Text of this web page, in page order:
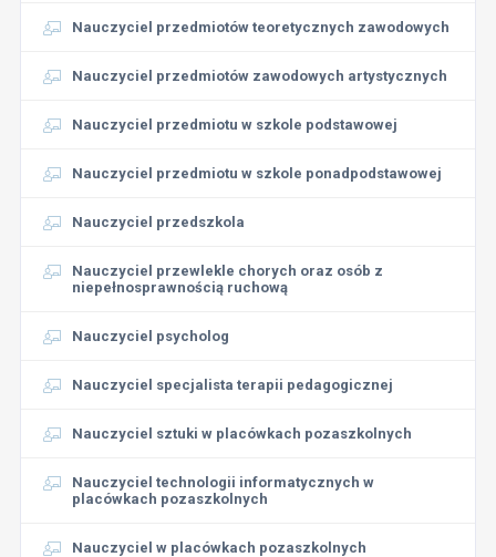
Nauczyciel przedmiotów teoretycznych zawodowych
Nauczyciel przedmiotów zawodowych artystycznych
Nauczyciel przedmiotu w szkole podstawowej
Nauczyciel przedmiotu w szkole ponadpodstawowej
Nauczyciel przedszkola
Nauczyciel przewlekle chorych oraz osób z
niepełnosprawnością ruchową
Nauczyciel psycholog
Nauczyciel specjalista terapii pedagogicznej
Nauczyciel sztuki w placówkach pozaszkolnych
Nauczyciel technologii informatycznych w
placówkach pozaszkolnych
Nauczyciel w placówkach pozaszkolnych